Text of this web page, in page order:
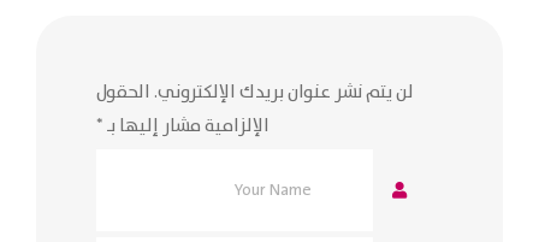
لن يتم نشر عنوان بريدك الإلكتروني. الحقول
الإلزامية مشار إليها بـ*